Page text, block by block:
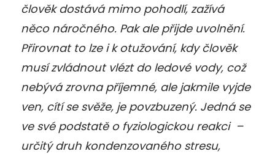
člověk dostává mimo pohodlí, zažívá
něco náročného. Pak ale přijde uvolnění.
Přirovnat to lze i k otužování, kdy člověk
musí zvládnout vlézt do ledové vody, což
nebývá zrovna příjemné, ale jakmile vyjde
ven, cítí se svěže, je povzbuzený. Jedná se
ve své podstatě o fyziologickou reakci –
určitý druh kondenzovaného stresu,